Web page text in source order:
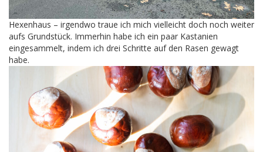
Hexenhaus – irgendwo traue ich mich vielleicht doch noch weiter
aufs Grundstück. Immerhin habe ich ein paar Kastanien
eingesammelt, indem ich drei Schritte auf den Rasen gewagt
habe.